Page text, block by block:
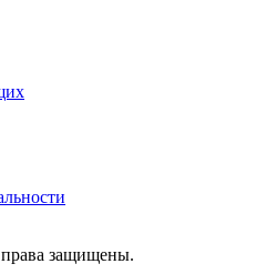
защищены.